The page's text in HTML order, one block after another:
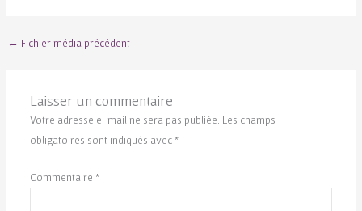
← Fichier média précédent
Laisser un commentaire
Votre adresse e-mail ne sera pas publiée. Les champs
obligatoires sont indiqués avec*
Commentaire *